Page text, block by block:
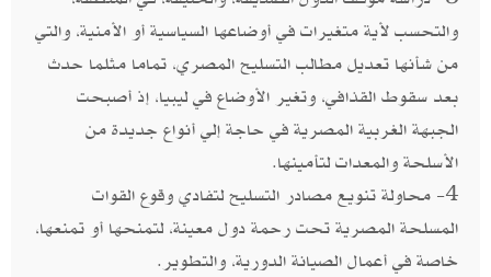
والتحسب لأية متغيرات في أوضاعها السياسية أو الأمنية، والتي
من شأنها تعديل مطالب التسليح المصري، تماما مثلما حدث
بعد سقوط القذافي، وتغير الأوضاع في ليبيا، إذ أصبحت
الجبهة الغربية المصرية في حاجة إلي أنواع جديدة من
الأسلحة والمعدات لتأمينها.
4- محاولة تنويع مصادر التسليح لتفادي وقوع القوات
المسلحة المصرية تحت رحمة دول معينة، لتمنحها أو تمنعها،
خاصة في أعمال الصيانة الدورية، والتطوير.